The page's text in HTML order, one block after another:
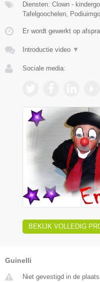
Diensten: Clown -
Tafelgoochelen,
Er wordt gewerkt op
Introductie video ▼
Sociale media:
BEKIJK VOLLEDIG
Guinelli
Niet gevestigd in de